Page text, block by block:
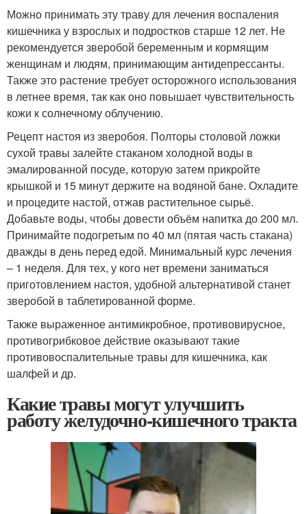
Можно принимать эту траву для лечения воспаления
кишечника у взрослых и подростков старше 12 лет. Не
рекомендуется зверобой беременным и кормящим
женщинам и людям, принимающим антидепрессанты.
Также это растение требует осторожного использования
в летнее время, так как оно повышает чувствительность
кожи к солнечному облучению.
Рецепт настоя из зверобоя. Полторы столовой ложки
сухой травы залейте стаканом холодной воды в
эмалированной посуде, которую затем прикройте
крышкой и 15 минут держите на водяной бане. Охладите
и процедите настой, отжав растительное сырьё.
Добавьте воды, чтобы довести объём напитка до 200 мл.
Принимайте подогретым по 40 мл (пятая часть стакана)
дважды в день перед едой. Минимальный курс лечения
– 1 неделя. Для тех, у кого нет времени заниматься
приготовлением настоя, удобной альтернативой станет
зверобой в таблетированной форме.
Также выраженное антимикробное, противовирусное,
противогрибковое действие оказывают такие
противовоспалительные травы для кишечника, как
шалфей и др.
Какие травы могут улучшить
работу желудочно-кишечного тракта